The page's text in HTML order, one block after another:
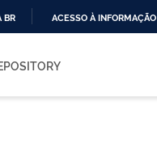
BR ACESSO À INFORMAÇÃO